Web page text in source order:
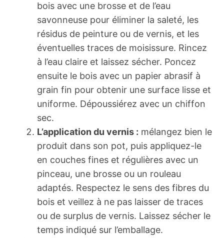
bois avec une brosse et de l’eau
savonneuse pour éliminer la saleté, les
résidus de peinture ou de vernis, et les
éventuelles traces de moisissure. Rincez
à l’eau claire et laissez sécher. Poncez
ensuite le bois avec un papier abrasif à
grain fin pour obtenir une surface lisse et
uniforme. Dépoussiérez avec un chiffon
sec.
L’application du vernis : mélangez bien le
produit dans son pot, puis appliquez-le
en couches fines et régulières avec un
pinceau, une brosse ou un rouleau
adaptés. Respectez le sens des fibres du
bois et veillez à ne pas laisser de traces
ou de surplus de vernis. Laissez sécher le
temps indiqué sur l’emballage.